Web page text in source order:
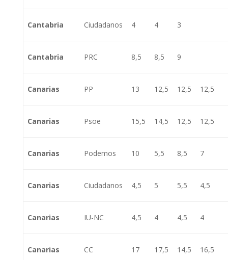
Cantabria Ciudadanos 4 4 3
Cantabria PRC 8,5 8,5 9
Canarias PP 13 12,5 12,5 12,5
Canarias Psoe 15,5 14,5 12,5 12,5
Canarias Podemos 10 5,5 8,5 7
Canarias Ciudadanos 4,5 5 5,5 4,5
Canarias IU-NC 4,5 4 4,5 4
Canarias CC 17 17,5 14,5 16,5